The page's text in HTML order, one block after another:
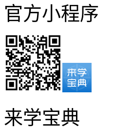
官方小程序
来学宝典